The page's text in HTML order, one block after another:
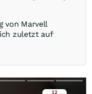
von Marvell
zuletzt auf